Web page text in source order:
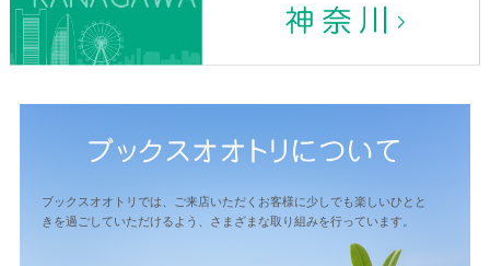
ブックスオオトリでは、ご来店いただくお客様に少しでも楽しいひとと
きを過ごしていただけるよう、さまざまな取り組みを行っています。